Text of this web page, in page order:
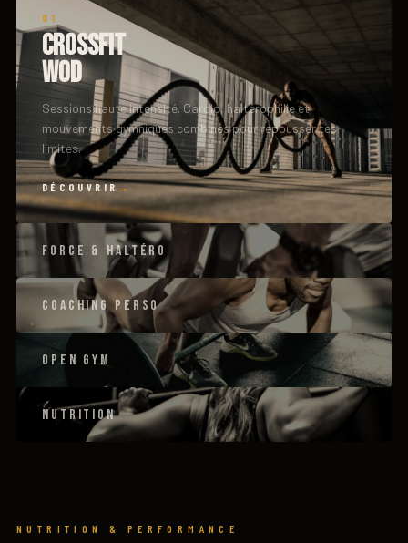
01
CROSSFIT
WOD
Sessions haute intensité. Cardio, haltérophilie et
mouvements gymniques combinés pour repousser tes
limites.
DÉCOUVRIR
FORCE & HALTÉRO
COACHING PERSO
OPEN GYM
NUTRITION
NUTRITION & PERFORMANCE